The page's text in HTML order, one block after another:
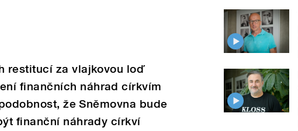
restitucí za vlajkovou loď
finančních náhrad církvím
že Sněmovna bude
finanční náhrady církví